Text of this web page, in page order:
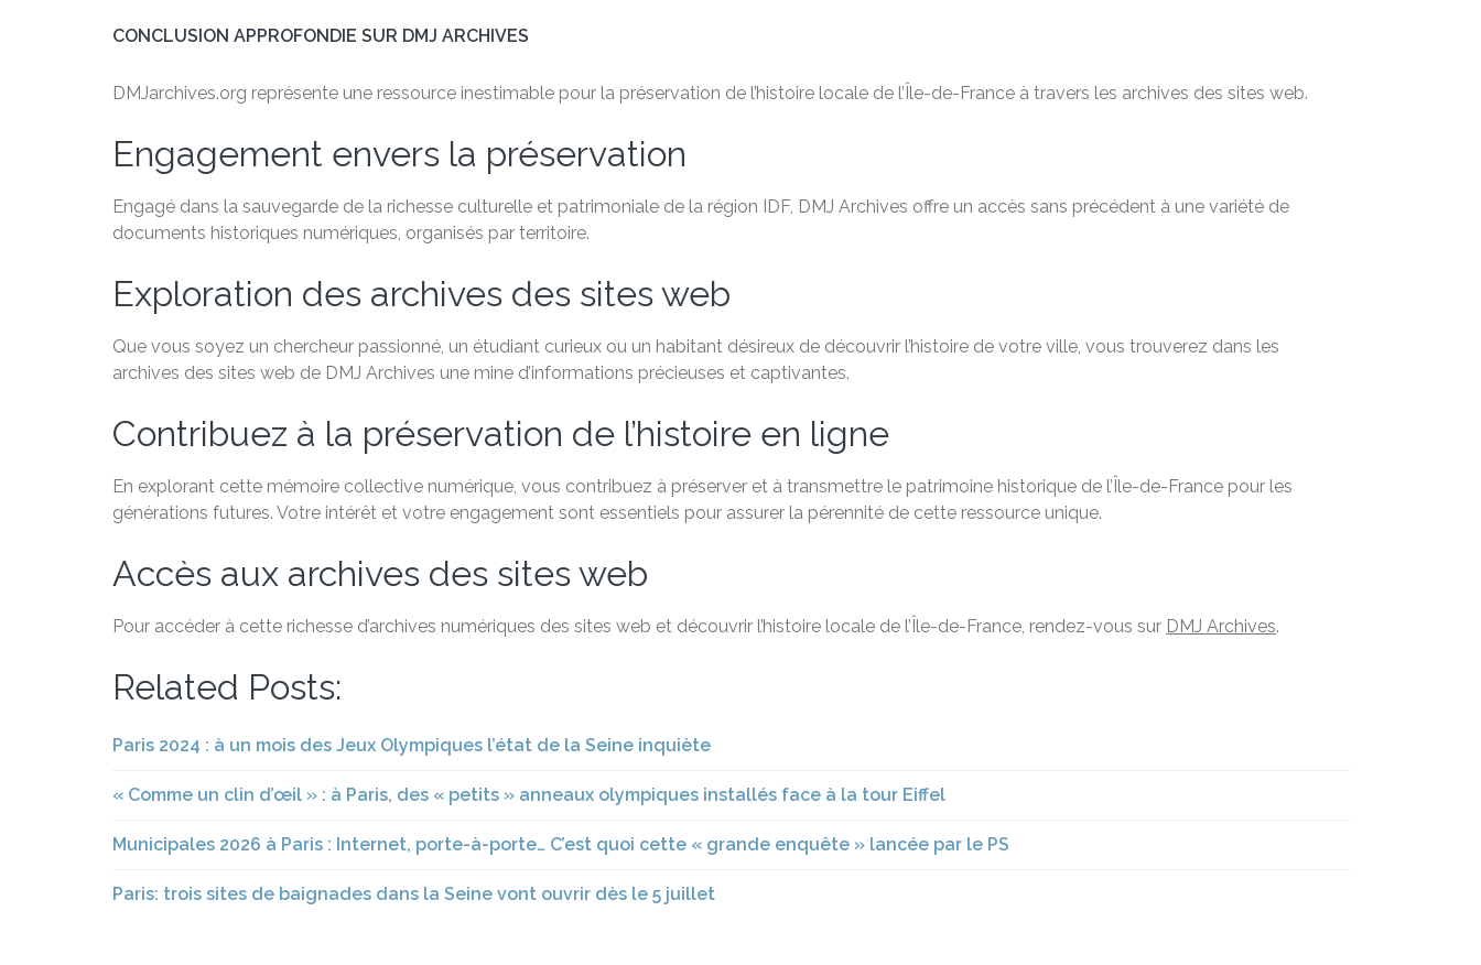
CONCLUSION APPROFONDIE SUR DMJ ARCHIVES
DMJarchives.org représente une ressource inestimable pour la préservation de l’histoire locale de l’Île-de-France à travers les archives des sites web.
Engagement envers la préservation
Engagé dans la sauvegarde de la richesse culturelle et patrimoniale de la région IDF, DMJ Archives offre un accès sans précédent à une variété de
documents historiques numériques, organisés par territoire.
Exploration des archives des sites web
Que vous soyez un chercheur passionné, un étudiant curieux ou un habitant désireux de découvrir l’histoire de votre ville, vous trouverez dans les
archives des sites web de DMJ Archives une mine d’informations précieuses et captivantes.
Contribuez à la préservation de l’histoire en ligne
En explorant cette mémoire collective numérique, vous contribuez à préserver et à transmettre le patrimoine historique de l’Île-de-France pour les
générations futures. Votre intérêt et votre engagement sont essentiels pour assurer la pérennité de cette ressource unique.
Accès aux archives des sites web
Pour accéder à cette richesse d’archives numériques des sites web et découvrir l’histoire locale de l’Île-de-France, rendez-vous sur DMJ Archives.
Related Posts:
Paris 2024 : à un mois des Jeux Olympiques l’état de la Seine inquiète
« Comme un clin d’œil » : à Paris, des « petits » anneaux olympiques installés face à la tour Eiffel
Municipales 2026 à Paris : Internet, porte-à-porte… C’est quoi cette « grande enquête » lancée par le PS
Paris: trois sites de baignades dans la Seine vont ouvrir dès le 5 juillet